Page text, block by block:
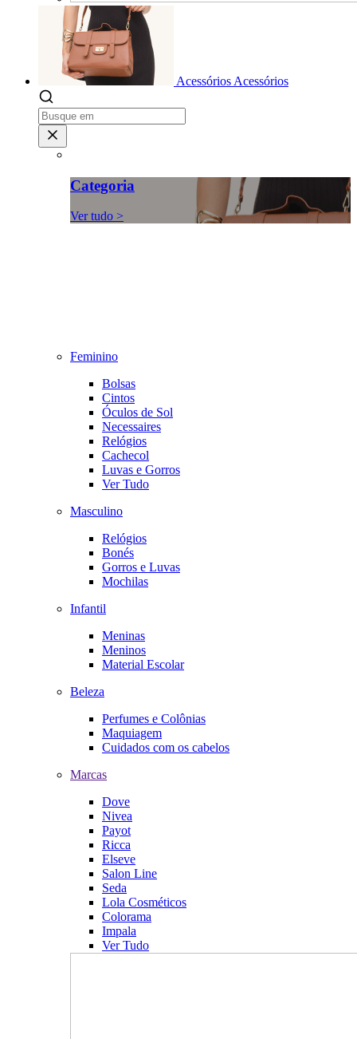
Acessórios Acessórios
Categoria
Ver tudo >
Feminino
Bolsas
Cintos
Óculos de Sol
Necessaires
Relógios
Cachecol
Luvas e Gorros
Ver Tudo
Masculino
Relógios
Bonés
Gorros e Luvas
Mochilas
Infantil
Meninas
Meninos
Material Escolar
Beleza
Perfumes e Colônias
Maquiagem
Cuidados com os cabelos
Marcas
Dove
Nivea
Payot
Ricca
Elseve
Salon Line
Seda
Lola Cosméticos
Colorama
Impala
Ver Tudo